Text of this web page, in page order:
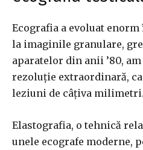
Ecografia a evoluat
la imaginile granulare,
aparatelor din anii ’80,
rezoluție extraordinară,
leziuni de câțiva milimetri.
Elastografia, o tehnică
unele ecografe moderne,